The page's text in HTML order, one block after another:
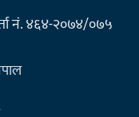
नं. ४६४-२०७४/०७५